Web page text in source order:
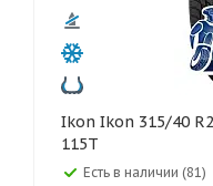
Ikon Ikon 315/40 R21 Autograph Snow 3 SUV
115T
Есть в наличии (81)